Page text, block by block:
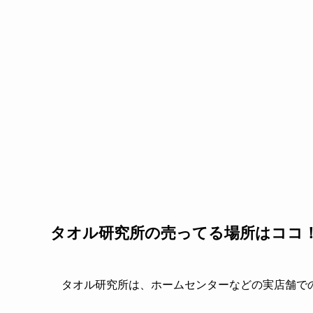
タオル研究所の売ってる場所はココ！
タオル研究所は、ホームセンターなどの実店舗で